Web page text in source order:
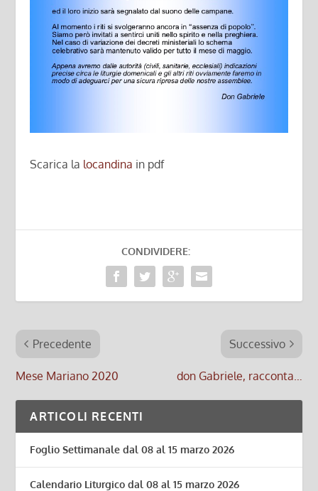
Scarica la locandina in pdf
CONDIVIDERE:
Precedente
Mese Mariano 2020
Successivo
don Gabriele, racconta…
ARTICOLI RECENTI
Foglio Settimanale dal 08 al 15 marzo 2026
Calendario Liturgico dal 08 al 15 marzo 2026